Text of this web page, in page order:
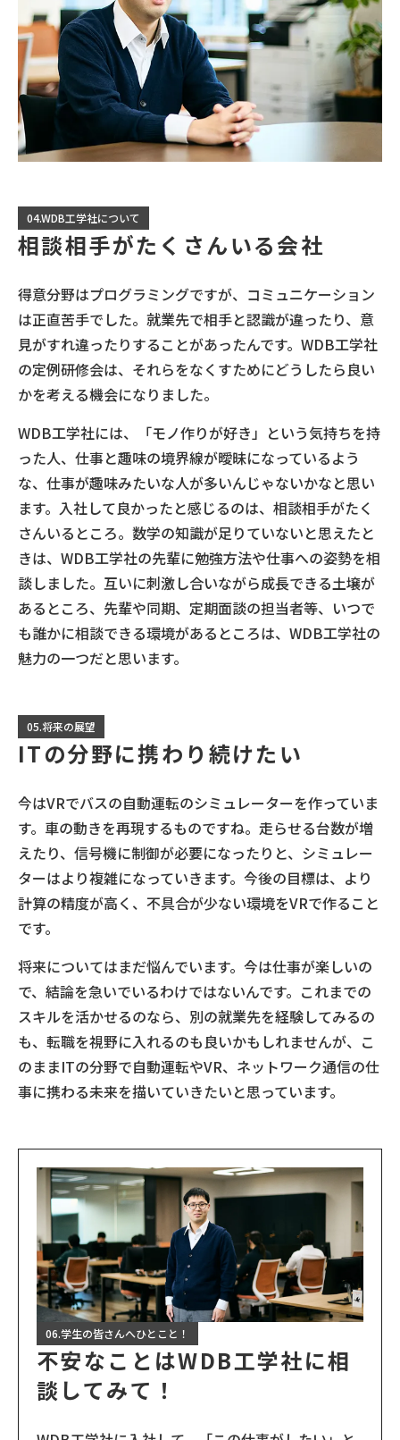
04.WDB工学社について
相談相手がたくさんいる会社
得意分野はプログラミングですが、コミュニケーション
は正直苦手でした。就業先で相手と認識が違ったり、意
見がすれ違ったりすることがあったんです。WDB工学社
の定例研修会は、それらをなくすためにどうしたら良い
かを考える機会になりました。
WDB工学社には、「モノ作りが好き」という気持ちを持
った人、仕事と趣味の境界線が曖昧になっているよう
な、仕事が趣味みたいな人が多いんじゃないかなと思い
ます。入社して良かったと感じるのは、相談相手がたく
さんいるところ。数学の知識が足りていないと思えたと
きは、WDB工学社の先輩に勉強方法や仕事への姿勢を相
談しました。互いに刺激し合いながら成長できる土壌が
あるところ、先輩や同期、定期面談の担当者等、いつで
も誰かに相談できる環境があるところは、WDB工学社の
魅力の一つだと思います。
05.将来の展望
ITの分野に携わり続けたい
今はVRでバスの自動運転のシミュレーターを作っていま
す。車の動きを再現するものですね。走らせる台数が増
えたり、信号機に制御が必要になったりと、シミュレー
ターはより複雑になっていきます。今後の目標は、より
計算の精度が高く、不具合が少ない環境をVRで作ること
です。
将来についてはまだ悩んでいます。今は仕事が楽しいの
で、結論を急いでいるわけではないんです。これまでの
スキルを活かせるのなら、別の就業先を経験してみるの
も、転職を視野に入れるのも良いかもしれませんが、こ
のままITの分野で自動運転やVR、ネットワーク通信の仕
事に携わる未来を描いていきたいと思っています。
06.学生の皆さんへひとこと！
不安なことはWDB工学社に相
談してみて！